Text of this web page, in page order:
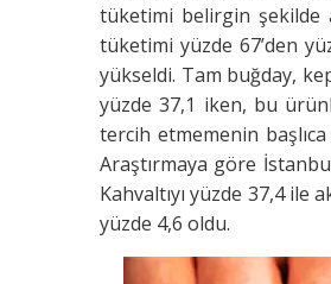
tüketimi belirgin şekilde
tüketimi yüzde 67’den
yükseldi. Tam buğday,
yüzde 37,1 iken, bu
tercih etmemenin başlıca
Araştırmaya göre
Kahvaltıyı yüzde 37,4 ile
yüzde 4,6 oldu.